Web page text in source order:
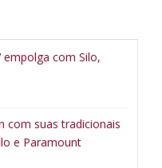
empolga com Silo,
com suas tradicionais
e Paramount